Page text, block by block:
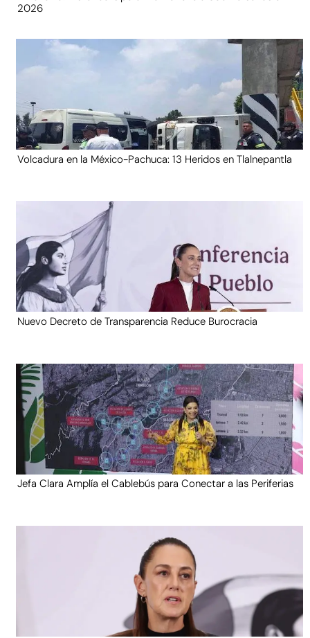
2026
Volcadura en la México-Pachuca: 13 Heridos en Tlalnepantla
Nuevo Decreto de Transparencia Reduce Burocracia
Jefa Clara Amplía el Cablebús para Conectar a las Periferias